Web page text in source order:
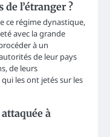
l’étranger ?
ce régime dynastique,
avec la grande
à un
de leur pays
de leurs
les ont jetés sur les
à